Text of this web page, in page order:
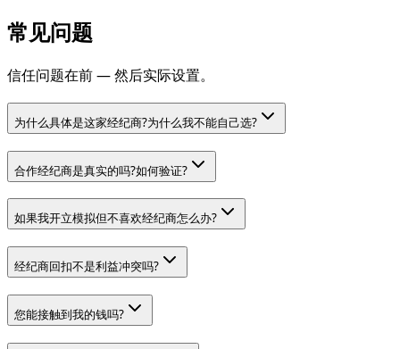
常见问题
信任问题在前 — 然后实际设置。
为什么具体是这家经纪商?为什么我不能自己选?
合作经纪商是真实的吗?如何验证?
如果我开立模拟但不喜欢经纪商怎么办?
经纪商回扣不是利益冲突吗?
您能接触到我的钱吗?